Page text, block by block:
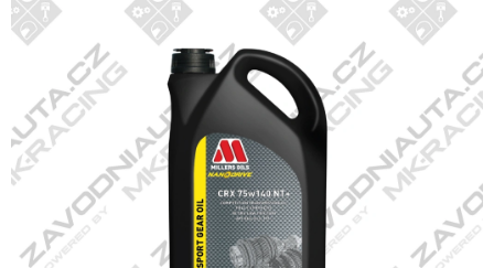
TÝM
SERVIS
FANOUŠCI
Profil
firmy